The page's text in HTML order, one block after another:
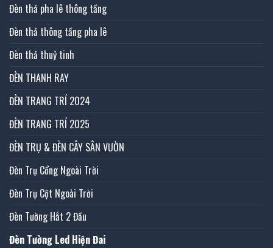
Đèn thả pha lê thông tầng
Đèn thả thông tầng pha lê
Đèn thả thuỷ tinh
ĐÈN THANH RAY
ĐÈN TRANG TRÍ 2024
ĐÈN TRANG TRÍ 2025
ĐÈN TRỤ & ĐÈN CÂY SÂN VƯỜN
Đèn Trụ Cổng Ngoài Trời
Đèn Trụ Cột Ngoài Trời
Đèn Tường Hắt 2 Đầu
Đèn Tường Led Hiện Đai